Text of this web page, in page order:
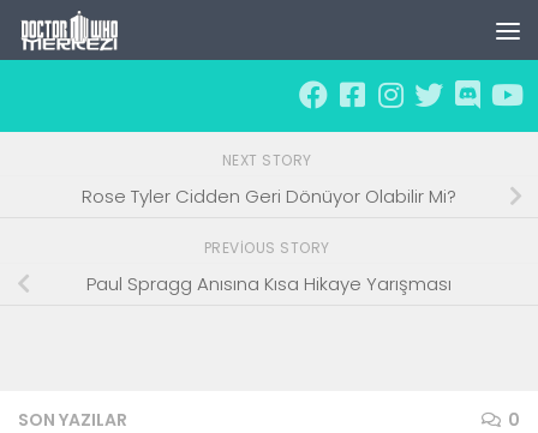
Skip to content
SON YAZILAR 0
NEXT STORY
Rose Tyler Cidden Geri Dönüyor Olabilir Mi?
PREVIOUS STORY
Paul Spragg Anısına Kısa Hikaye Yarışması